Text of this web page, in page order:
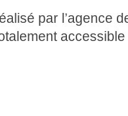
par l’agence